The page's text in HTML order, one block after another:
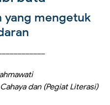
yang mengetuk
dan (Pegiat Literasi)